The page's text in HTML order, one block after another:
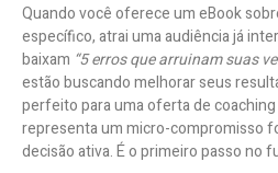
Quando você oferece um eBook
específico, atrai uma audiênciajá
baixam “5 erros que arruinam suas
estão buscando melhorar seus
perfeito para uma oferta de
representa ummicro-compromisso
decisão ativa. É o primeiro passo no